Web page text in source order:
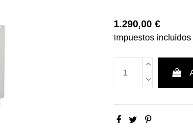
1.290,00 €
Impuestos incluidos